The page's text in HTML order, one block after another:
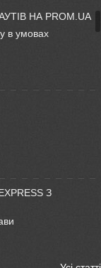
НА PROM.UA
в умовах
З